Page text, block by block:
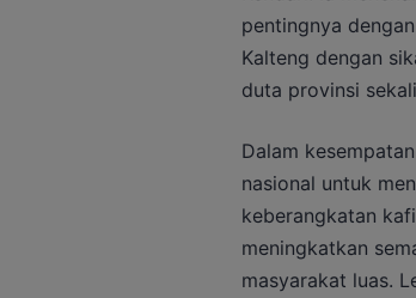
pentingnya
Kalteng dengan
duta provinsi
Dalam
nasional untuk
keberangkatan
meningkatkan
masyarakat luas.